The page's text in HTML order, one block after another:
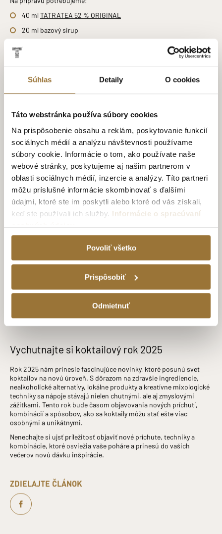
Súhlas Detaily O cookies
Táto webstránka používa súbory cookies
Na prispôsobenie obsahu a reklám, poskytovanie funkcií
sociálnych médií a analýzu návštevnosti používame
súbory cookie. Informácie o tom, ako používate naše
webové stránky, poskytujeme aj našim partnerom v
oblasti sociálnych médií, inzercie a analýzy. Títo partneri
môžu príslušné informácie skombinovať s ďalšími
údajmi, ktoré ste im poskytli alebo ktoré od vás získali,
keď ste používali ich služby. Informácie o spracúvaní
osobných údajov
Povoliť všetko
Prispôsobiť
Odmietnuť
40 mlTATRATEA 52 % ORIGINAL
20 ml bazový sirup
bazový sirup, pomarančový džús a šťavu z polovice citróna.
Dôkladne zmiešame a nalejeme do pohára. Zalejeme tonicom,
jemne premiešame a ozdobíme plátkom citróna.
SEXY SPRITZ
s pyré z lesného ovocia a rooibos tonicom
Na prípravu tohto koktailu potrebujete:
40 ml TATRATEA 37 % HIBISCUS & RED TEA
50 ml rooibos tonic
následne nechajte lúhovať v chladničke po dobu 24 hodín.
Precedíme do shakera naplneného ľadom, pridáme pyré z lesného
ovocia a TATRATEA 37 % HIBISCUS & RED TEA. Všetko spolu
poriadne zmiešame, cez sitko nalejeme do coupette pohára a
Vychutnajte si koktailový rok 2025
Rok 2025 nám prinesie fascinujúce novinky, ktoré posunú svet
koktailov na novú úroveň. S dôrazom na zdravšie ingrediencie,
nealkoholické alternatívy, lokálne produkty a kreatívne mixologické
techniky sa nápoje stávajú nielen chutnými, ale aj zmyslovými
zážitkami. Tento rok bude časom objavovania nových príchutí,
kombinácií a spôsobov, ako sa koktaily môžu stať ešte viac
osobnými a unikátnymi.
Nenechajte si ujsť príležitosť objaviť nové príchute, techniky a
kombinácie, ktoré osviežia vaše poháre a prinesú do vašich
večerov novú dávku inšpirácie.
ZDIELAJTE ČLÁNOK